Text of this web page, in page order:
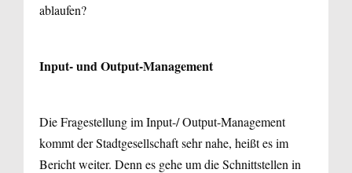
ablaufen?
Input- und Output-Management
Die Fragestellung im Input-/ Output-Management
kommt der Stadtgesellschaft sehr nahe, heißt es im
Bericht weiter. Denn es gehe um die Schnittstellen in